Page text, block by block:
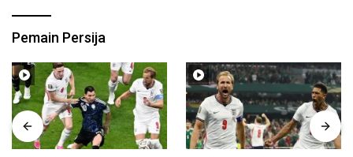
Pemain Persija